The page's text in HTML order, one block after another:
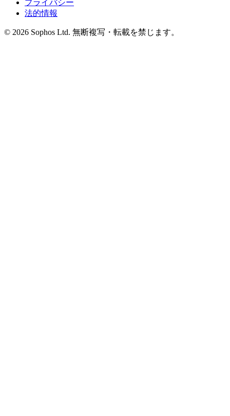
プライバシー
法的情報
© 2026 Sophos Ltd. 無断複写・転載を禁じます。